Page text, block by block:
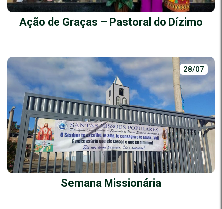
Ação de Graças – Pastoral do Dízimo
28/07
Semana Missionária